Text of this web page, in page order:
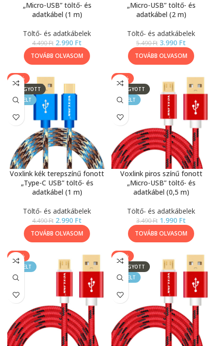
„Micro-USB” töltő- és
adatkábel (1 m)
Töltő- és adatkábelek
4.490Ft 2.990 Ft
TOVÁBB OLVASOM
„Micro-USB” töltő- és
adatkábel (2 m)
Töltő- és adatkábelek
5.490Ft 3.990 Ft
TOVÁBB OLVASOM
-33%
ELFOGYOTT
KIEMELT
Voxlink kék terepszínű fonott
„Type-C USB” töltő- és
adatkábel (1 m)
Töltő- és adatkábelek
4.490Ft 2.990 Ft
TOVÁBB OLVASOM
-43%
ELFOGYOTT
KIEMELT
Voxlink piros színű fonott
„Micro-USB” töltő- és
adatkábel (0,5 m)
Töltő- és adatkábelek
3.490Ft 1.990 Ft
TOVÁBB OLVASOM
-33%
KIEMELT
-27%
ELFOGYOTT
KIEMELT